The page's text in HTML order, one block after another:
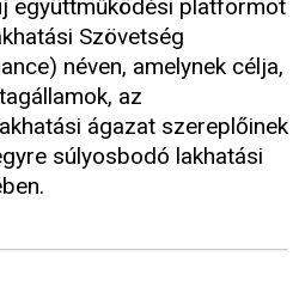
együttműködési platformot
Szövetség
néven, amelynek célja,
az
ágazat szereplőinek
súlyosbodó lakhatási